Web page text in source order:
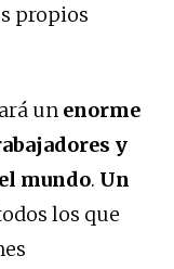
propios
un enorme
y
mundo. Un
los que